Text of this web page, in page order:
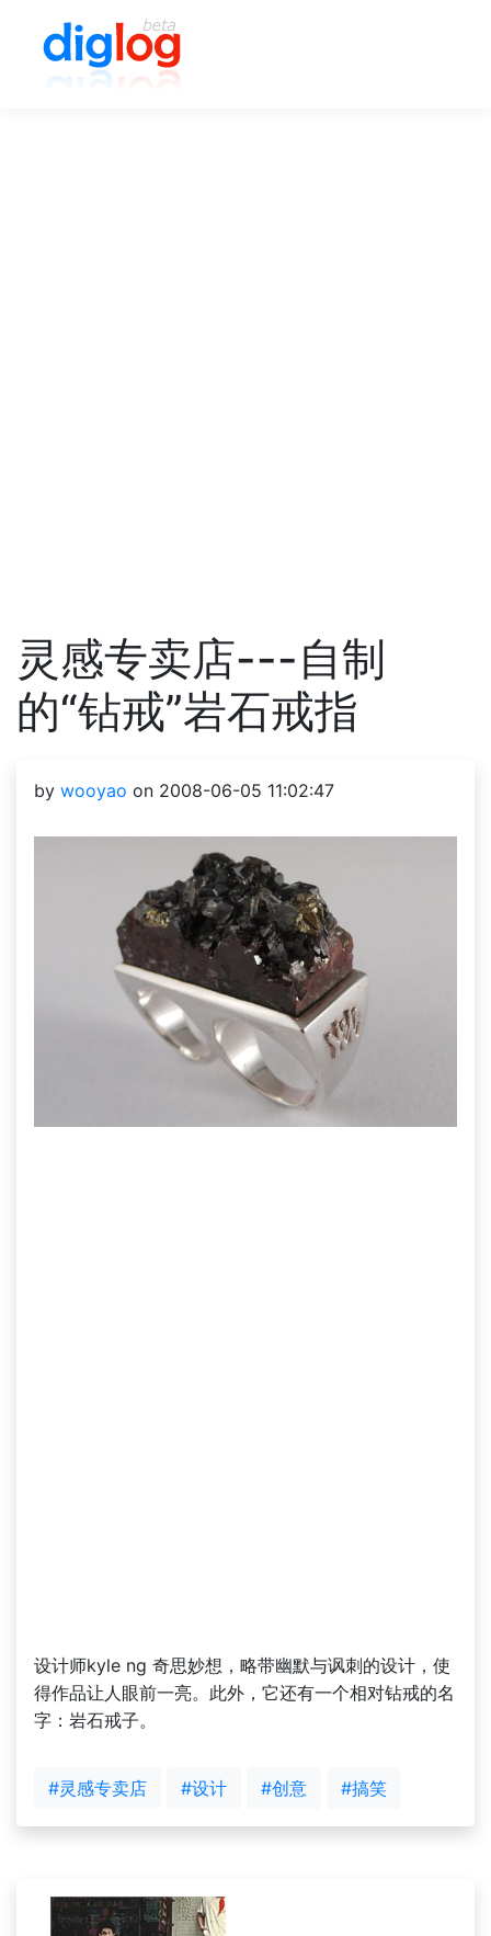
灵感专卖店---自制
的“钻戒”岩石戒指
by wooyao on 2008-06-05 11:02:47
设计师kyle ng 奇思妙想，略带幽默与讽刺的设计，使
得作品让人眼前一亮。此外，它还有一个相对钻戒的名
字：岩石戒子。
#灵感专卖店 #设计 #创意 #搞笑